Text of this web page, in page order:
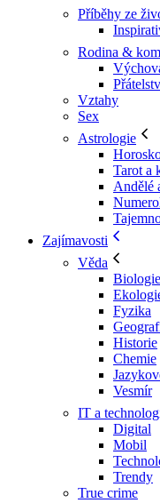
Příběhy ze
Rodina &
Vztahy
Sex
Astrologie
Tarot a
Andělé
Zajímavosti
Věda
Biologie
Fyzika
Historie
Chemie
Vesmír
IT a
Digital
Mobil
Trendy
True crime